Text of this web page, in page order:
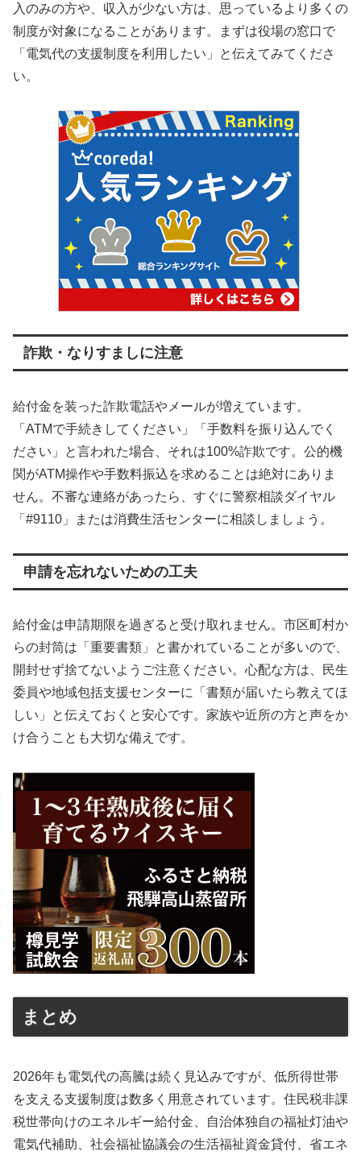
入のみの方や、収入が少ない方は、思っているより多くの
制度が対象になることがあります。まずは役場の窓口で
「電気代の支援制度を利用したい」と伝えてみてくださ
い。
詐欺・なりすましに注意
給付金を装った詐欺電話やメールが増えています。
「ATMで手続きしてください」「手数料を振り込んでく
ださい」と言われた場合、それは100%詐欺です。公的機
関がATM操作や手数料振込を求めることは絶対にありま
せん。不審な連絡があったら、すぐに警察相談ダイヤル
「#9110」または消費生活センターに相談しましょう。
申請を忘れないための工夫
給付金は申請期限を過ぎると受け取れません。市区町村か
らの封筒は「重要書類」と書かれていることが多いので、
開封せず捨てないようご注意ください。心配な方は、民生
委員や地域包括支援センターに「書類が届いたら教えてほ
しい」と伝えておくと安心です。家族や近所の方と声をか
け合うことも大切な備えです。
まとめ
2026年も電気代の高騰は続く見込みですが、低所得世帯
を支える支援制度は数多く用意されています。住民税非課
税世帯向けのエネルギー給付金、自治体独自の福祉灯油や
電気代補助、社会福祉協議会の生活福祉資金貸付、省エネ